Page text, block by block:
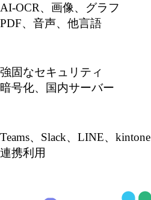
AI-OCR、画像、グラフ
PDF、音声、他言語
強固なセキュリティ
暗号化、国内サーバー
Teams、Slack、LINE、kintone
連携利用